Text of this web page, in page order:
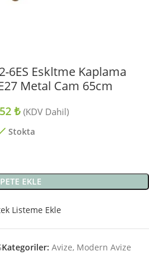
6ES Eskltme Kaplama
Metal Cam 65cm
₺ (KDV Dahil)
Stokta
EKLE
Listeme Ekle
Kategoriler: Avize, Modern Avize